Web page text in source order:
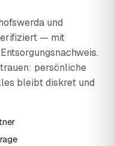
und
— mit
persönliche
bleibt diskret und